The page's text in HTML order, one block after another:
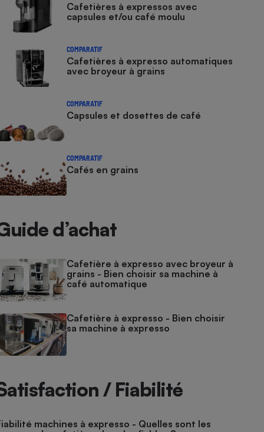
Cafetières à expressos avec
capsules et/ou café moulu
COMPARATIF
Cafetières à expresso automatiques
avec broyeur à grains
COMPARATIF
Capsules et dosettes de café
COMPARATIF
Cafés en grains
d’achat
Cafetière à expresso avec broyeur à
grains - Bien choisir sa machine à
café automatique
Cafetière à expresso - Bien choisir
sa machine à expresso
/ Fiabilité
machines à expresso - Quelles sont les